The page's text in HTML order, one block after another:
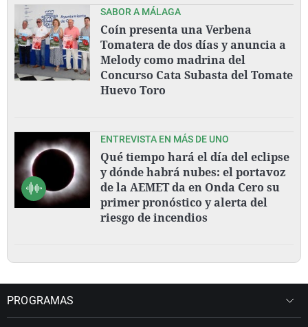
SABOR A MÁLAGA
Coín presenta una Verbena
Tomatera de dos días y anuncia a
Melody como madrina del
Concurso Cata Subasta del Tomate
Huevo Toro
ENTREVISTA EN MÁS DE UNO
Qué tiempo hará el día del eclipse
y dónde habrá nubes: el portavoz
de la AEMET da en Onda Cero su
primer pronóstico y alerta del
riesgo de incendios
PROGRAMAS